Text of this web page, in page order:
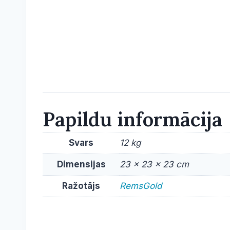
Papildu informācija
Svars 12 kg
Dimensijas 23 × 23 × 23 cm
Ražotājs RemsGold